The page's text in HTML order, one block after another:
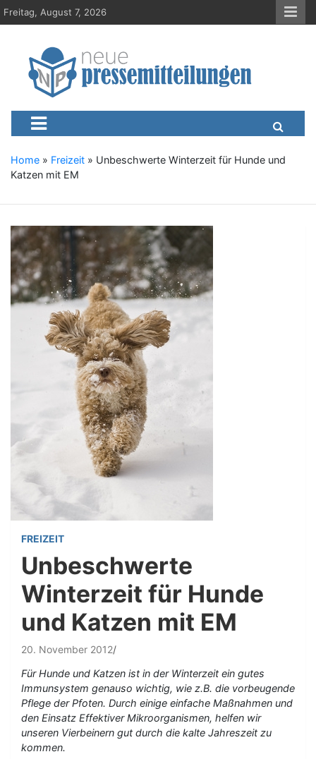
S
k
Freitag, August 7, 2026
Neue-
Presseportal, Nachrichten, News, Meldungen, Wirtschaft
Home » Freizeit » Unbeschwerte Winterzeit für Hunde und
Katzen mit EM
FREIZEIT
Unbeschwerte
Winterzeit für Hunde
und Katzen mit EM
20. November 2012
Für Hunde und Katzen ist in der Winterzeit ein gutes
Immunsystem genauso wichtig, wie z.B. die vorbeugende
Pflege der Pfoten. Durch einige einfache Maßnahmen und
den Einsatz Effektiver Mikroorganismen, helfen wir
unseren Vierbeinern gut durch die kalte Jahreszeit zu
kommen.